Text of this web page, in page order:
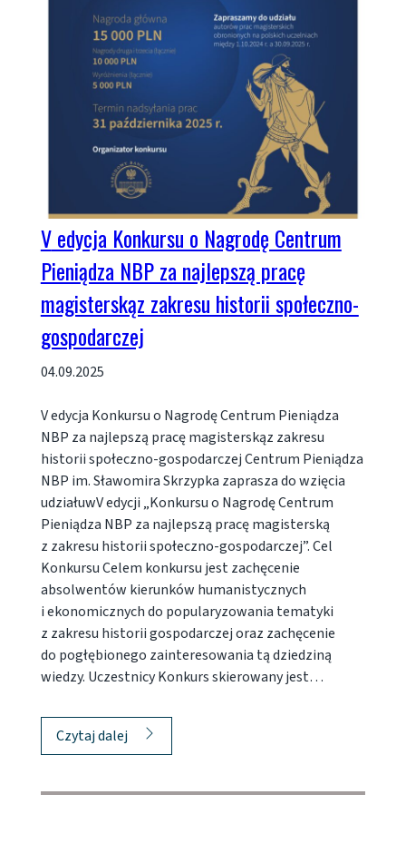
V edycja Konkursu o Nagrodę Centrum
Pieniądza NBP za najlepszą pracę
magisterskąz zakresu historii społeczno-
gospodarczej
04.09.2025
V edycja Konkursu o Nagrodę Centrum Pieniądza
NBP za najlepszą pracę magisterskąz zakresu
historii społeczno-gospodarczej Centrum Pieniądza
NBP im. Sławomira Skrzypka zaprasza do wzięcia
udziałuwV edycji „Konkursu o Nagrodę Centrum
Pieniądza NBP za najlepszą pracę magisterską
z zakresu historii społeczno-gospodarczej”. Cel
Konkursu Celem konkursu jest zachęcenie
absolwentów kierunków humanistycznych
i ekonomicznych do popularyzowania tematyki
z zakresu historii gospodarczej oraz zachęcenie
do pogłębionego zainteresowania tą dziedziną
wiedzy. Uczestnicy Konkurs skierowany jest…
Czytaj dalej